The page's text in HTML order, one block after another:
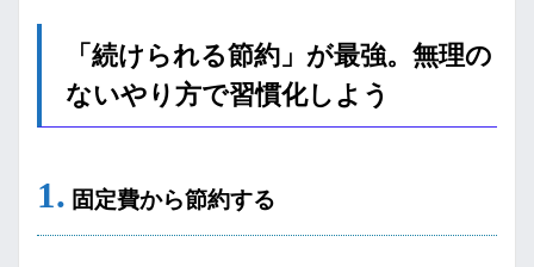
「続けられる節約」が最強。無理の
ないやり方で習慣化しよう
1. 固定費から節約する